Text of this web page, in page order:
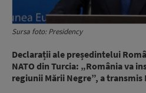
Sursa foto: Presidency
Declarații ale președintelui
NATO din Turcia: „România va
regiunii Mării Negre”, a transmis